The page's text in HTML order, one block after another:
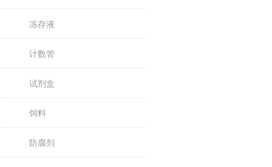
冻存液
计数管
试剂盒
饲料
防腐剂